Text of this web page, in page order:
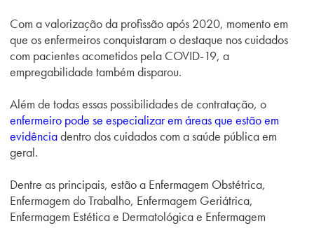
Com a valorização da profissão após 2020, momento em
que os enfermeiros conquistaram o destaque nos cuidados
com pacientes acometidos pela COVID-19, a
empregabilidade também disparou.
Além de todas essas possibilidades de contratação, o
enfermeiro pode se especializar em áreas que estão em
evidênciadentro dos cuidados com a saúde pública em
geral.
Dentre as principais, estão a Enfermagem Obstétrica,
Enfermagem do Trabalho, Enfermagem Geriátrica,
Enfermagem Estética e Dermatológica e Enfermagem